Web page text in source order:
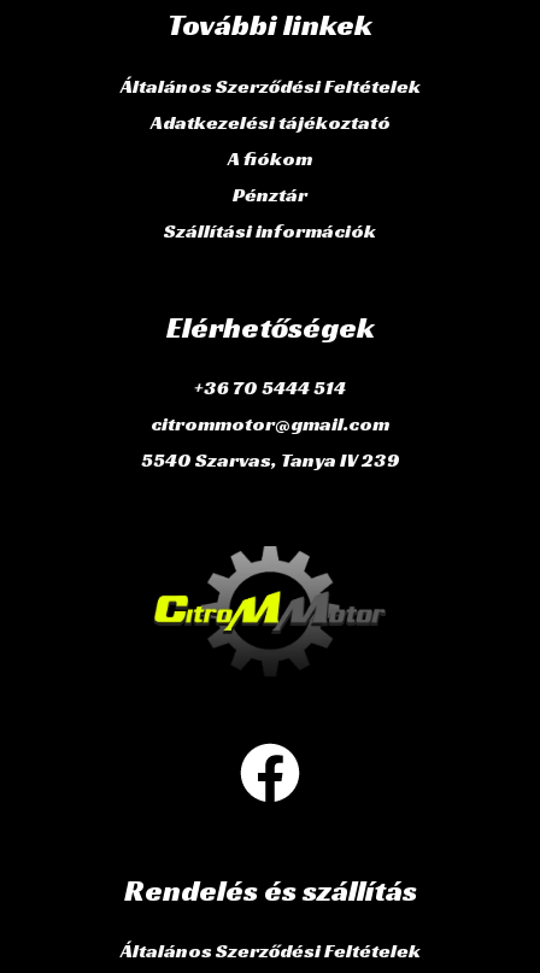
További linkek
Általános Szerződési Feltételek
Adatkezelési tájékoztató
A fiókom
Pénztár
Szállítási információk
Elérhetőségek
+36 70 5444 514
citrommotor@gmail.com
5540 Szarvas, Tanya IV 239
Rendelés és szállítás
Általános Szerződési Feltételek